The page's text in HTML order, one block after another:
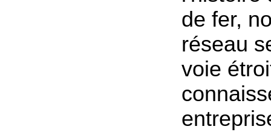
de fer,
réseau
voie